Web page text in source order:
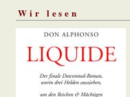
Wir lesen